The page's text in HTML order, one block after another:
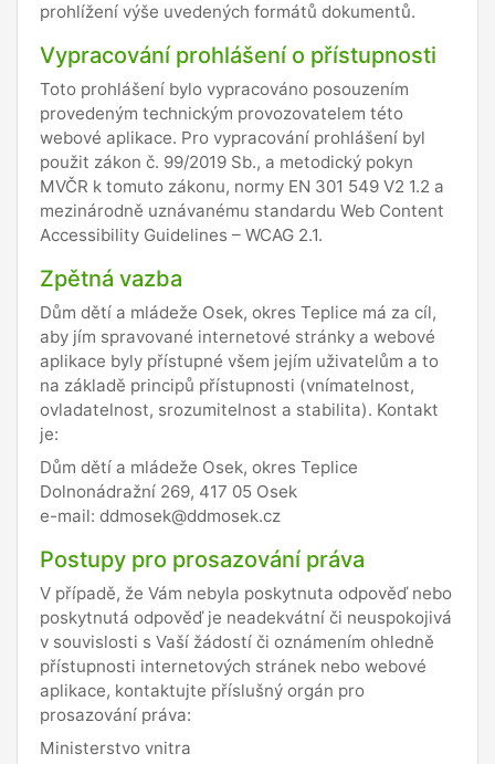
prohlížení výše uvedených formátů dokumentů.
Vypracování prohlášení o přístupnosti
Toto prohlášení bylo vypracováno posouzením
provedeným technickým provozovatelem této
webové aplikace. Pro vypracování prohlášení byl
použit zákon č. 99/2019 Sb., a metodický pokyn
MVČR k tomuto zákonu, normy EN 301 549 V2 1.2 a
mezinárodně uznávanému standardu Web Content
Accessibility Guidelines – WCAG 2.1.
Zpětná vazba
Dům dětí a mládeže Osek, okres Teplice má za cíl,
aby jím spravované internetové stránky a webové
aplikace byly přístupné všem jejím uživatelům a to
na základě principů přístupnosti (vnímatelnost,
ovladatelnost, srozumitelnost a stabilita). Kontakt
je:
Dům dětí a mládeže Osek, okres Teplice
Dolnonádražní 269, 417 05 Osek
e-mail: ddmosek@ddmosek.cz
Postupy pro prosazování práva
V případě, že Vám nebyla poskytnuta odpověď nebo
poskytnutá odpověď je neadekvátní či neuspokojivá
v souvislosti s Vaší žádostí či oznámením ohledně
přístupnosti internetových stránek nebo webové
aplikace, kontaktujte příslušný orgán pro
prosazování práva:
Ministerstvo vnitra